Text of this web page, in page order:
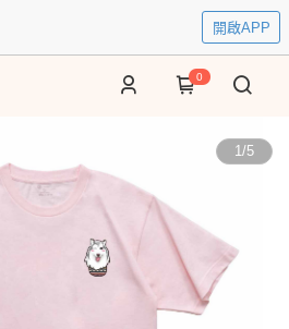
開啟APP
0
1/5